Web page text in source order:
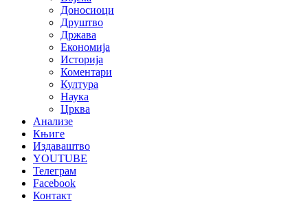
Доносиоци
Друштво
Држава
Економија
Историја
Коментари
Култура
Наука
Црква
Анализе
Књиге
Издаваштво
YOUTUBE
Телеграм
Facebook
Контакт